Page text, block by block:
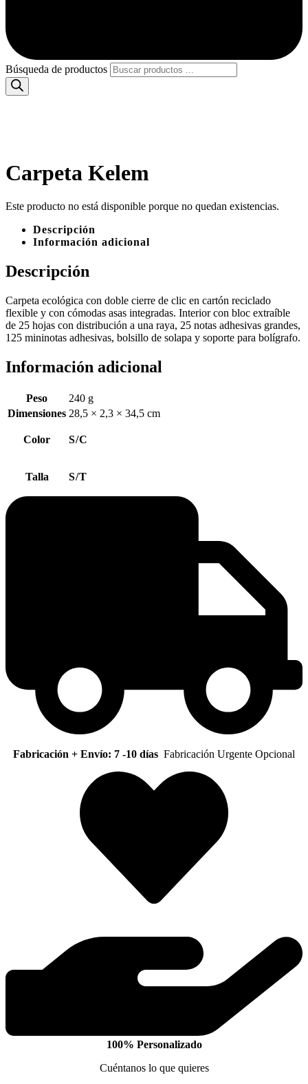
Búsqueda de productos
Carpeta Kelem
Este producto no está disponible porque no quedan existencias.
Descripción
Información adicional
Descripción
Carpeta ecológica con doble cierre de clic en cartón reciclado
flexible y con cómodas asas integradas. Interior con bloc extraíble
de 25 hojas con distribución a una raya, 25 notas adhesivas grandes,
125 mininotas adhesivas, bolsillo de solapa y soporte para bolígrafo.
Información adicional
Peso
240 g
Dimensiones 28,5 × 2,3 × 34,5 cm
Color S/C
Talla S/T
Fabricación + Envío: 7 -10 días Fabricación Urgente Opcional
100% Personalizado
Cuéntanos lo que quieres